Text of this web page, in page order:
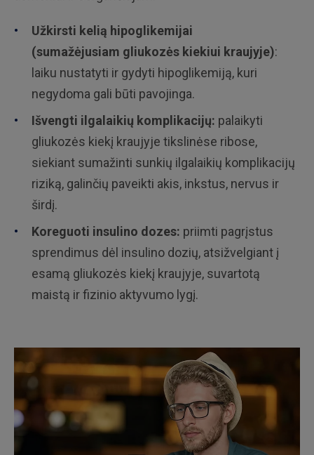
Užkirsti kelią hipoglikemijai
(sumažėjusiam gliukozės kiekiui kraujyje):
laiku nustatyti ir gydyti hipoglikemiją, kuri
negydoma gali būti pavojinga.
Išvengti ilgalaikių komplikacijų: palaikyti
gliukozės kiekį kraujyje tikslinėse ribose,
siekiant sumažinti sunkių ilgalaikių komplikacijų
riziką, galinčių paveikti akis, inkstus, nervus ir
širdį.
Koreguoti insulino dozes: priimti pagrįstus
sprendimus dėl insulino dozių, atsižvelgiant į
esamą gliukozės kiekį kraujyje, suvartotą
maistą ir fizinio aktyvumo lygį.